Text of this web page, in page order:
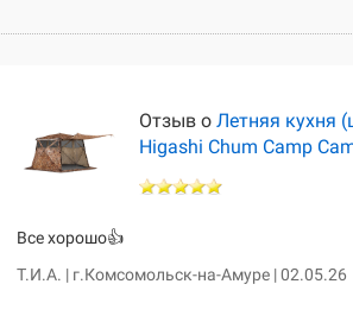
Отзыв о Летняя кухня
Higashi Chum Camp
Все хорошо👍
Т.И.А. | г.Комсомольск-на-Амуре | 02.05.26